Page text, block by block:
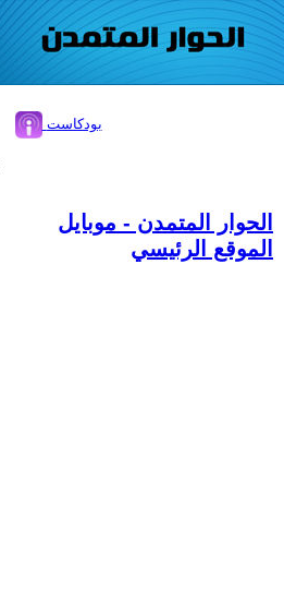
بودكاست
الحوار المتمدن - موبايل
الموقع الرئيسي